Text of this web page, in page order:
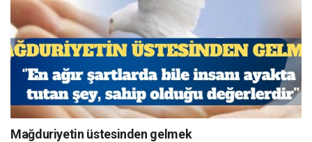
Mağduriyetin üstesinden gelmek